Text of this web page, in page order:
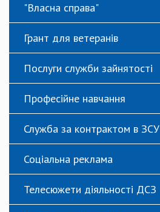
"Власна справа"
Грант для ветеранів
Послуги служби зайнятості
Професійне навчання
Служба за контрактом в ЗСУ
Соціальна реклама
Телесюжети діяльності ДСЗ